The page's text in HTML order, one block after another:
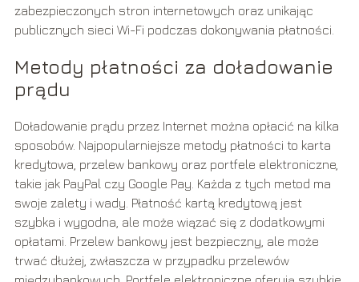
zabezpieczonych stron internetowych oraz unikając
publicznych sieci Wi-Fi podczas dokonywania płatności.
Metody płatności za doładowanie
prądu
Doładowanie prądu przez Internet można opłacić na kilka
sposobów. Najpopularniejsze metody płatności to karta
kredytowa, przelew bankowy oraz portfele elektroniczne,
takie jak PayPal czy Google Pay. Każda z tych metod ma
swoje zalety i wady. Płatność kartą kredytową jest
szybka i wygodna, ale może wiązać się z dodatkowymi
opłatami. Przelew bankowy jest bezpieczny, ale może
trwać dłużej, zwłaszcza w przypadku przelewów